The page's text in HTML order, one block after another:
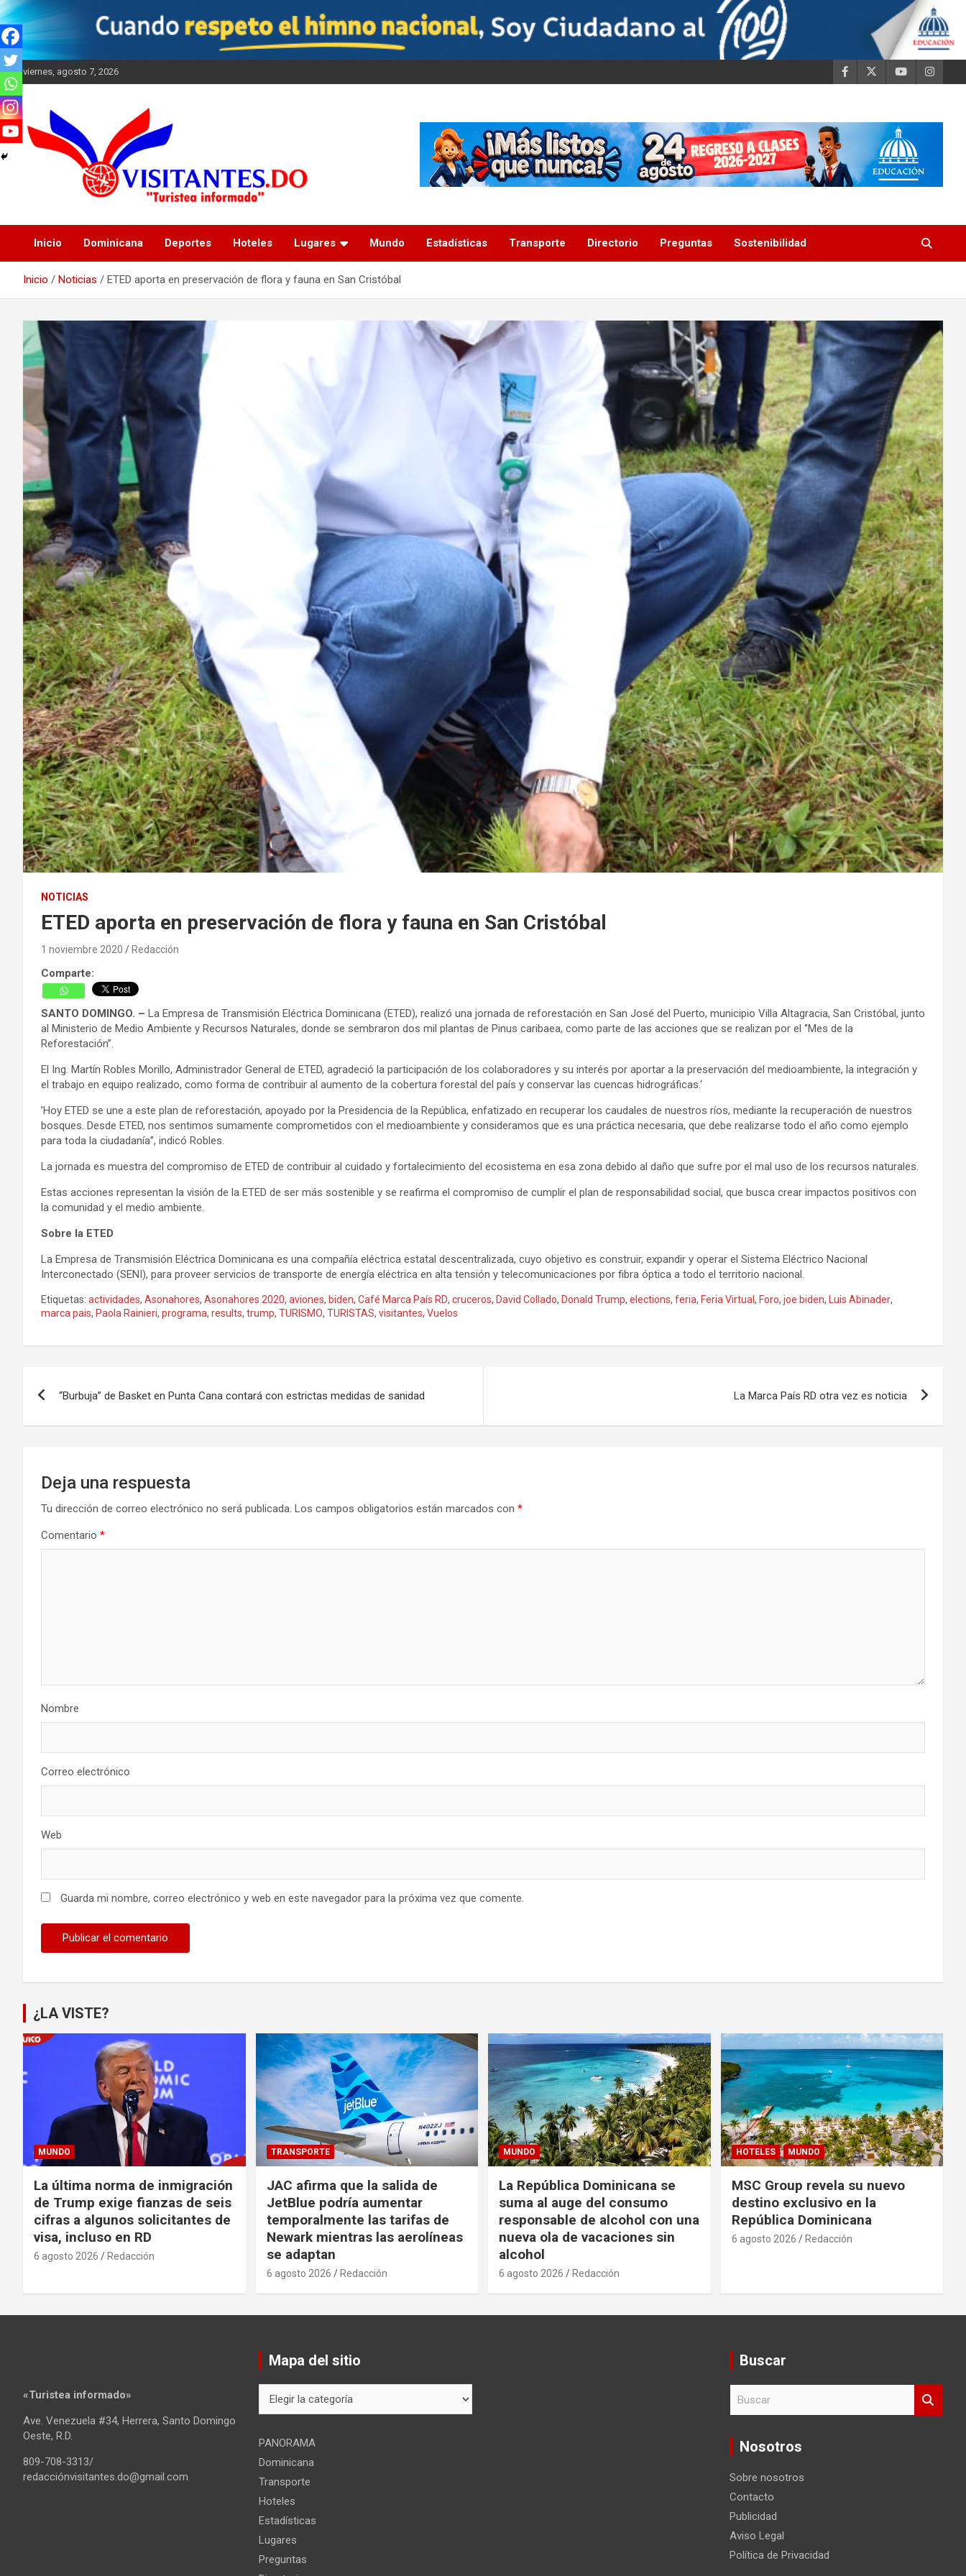
Saltar
al
contenido
viernes, agosto 7, 2026
Visitantes
Inicio Dominicana Deportes Hoteles Lugares Mundo Estadísticas Transporte Directorio Preguntas Sostenibilidad
Inicio Noticias ETED aporta en preservación de flora y fauna en San Cristóbal
NOTICIAS
ETED aporta en preservación de flora y fauna en San Cristóbal
1 noviembre 2020 Redacción
Comparte:
SANTO DOMINGO. – La Empresa de Transmisión Eléctrica Dominicana (ETED), realizó una jornada de reforestación en San José del Puerto, municipio Villa Altagracia, San Cristóbal, junto
al Ministerio de Medio Ambiente y Recursos Naturales, donde se sembraron dos mil plantas de Pinus caribaea, como parte de las acciones que se realizan por el ‘’Mes de la
Reforestación’’.
El Ing. Martín Robles Morillo, Administrador General de ETED, agradeció la participación de los colaboradores y su interés por aportar a la preservación del medioambiente, la integración y
el trabajo en equipo realizado, como forma de contribuir al aumento de la cobertura forestal del país y conservar las cuencas hidrográficas.‘
’Hoy ETED se une a este plan de reforestación, apoyado por la Presidencia de la República, enfatizado en recuperar los caudales de nuestros ríos, mediante la recuperación de nuestros
bosques. Desde ETED, nos sentimos sumamente comprometidos con el medioambiente y consideramos que es una práctica necesaria, que debe realizarse todo el año como ejemplo
para toda la ciudadanía’’, indicó Robles.
La jornada es muestra del compromiso de ETED de contribuir al cuidado y fortalecimiento del ecosistema en esa zona debido al daño que sufre por el mal uso de los recursos naturales.
Estas acciones representan la visión de la ETED de ser más sostenible y se reafirma el compromiso de cumplir el plan de responsabilidad social, que busca crear impactos positivos con
la comunidad y el medio ambiente.
Sobre la ETED
La Empresa de Transmisión Eléctrica Dominicana es una compañía eléctrica estatal descentralizada, cuyo objetivo es construir, expandir y operar el Sistema Eléctrico Nacional
Interconectado (SENI), para proveer servicios de transporte de energía eléctrica en alta tensión y telecomunicaciones por fibra óptica a todo el territorio nacional.
Etiquetas: actividades, Asonahores, Asonahores 2020, aviones, biden, Café Marca País RD, cruceros, David Collado, Donald Trump, elections, feria, Feria Virtual , Foro, joe biden, Luis Abinader,
marca pais, Paola Rainieri, programa, results, trump, TURISMO, TURISTAS, visitantes, Vuelos
“Burbuja” de Basket en Punta Cana contará con estrictas medidas de sanidad La Marca País RD otra vez es noticia
Deja una respuesta
Tu dirección de correo electrónico no será publicada. Los campos obligatorios están marcados con *
Comentario *
Nombre
Correo electrónico
Web
Guarda mi nombre, correo electrónico y web en este navegador para la próxima vez que comente.
¿LA VISTE?
MUNDO
La última norma de inmigración
de Trump exige fianzas de seis
cifras a algunos solicitantes de
visa, incluso en RD
6 agosto 2026 Redacción
TRANSPORTE
JAC afirma que la salida de
JetBlue podría aumentar
temporalmente las tarifas de
Newark mientras las aerolíneas
se adaptan
6 agosto 2026 Redacción
MUNDO
La República Dominicana se
suma al auge del consumo
responsable de alcohol con una
nueva ola de vacaciones sin
alcohol
6 agosto 2026 Redacción
HOTELES MUNDO
MSC Group revela su nuevo
destino exclusivo en la
República Dominicana
6 agosto 2026 Redacción
«Turistea informado»
Ave. Venezuela #34, Herrera, Santo Domingo
Oeste, R.D.
809-708-3313/
redacciónvisitantes.do@gmail.com
Mapa del sitio
del
PANORAMA
Dominicana
Transporte
Hoteles
Estadísticas
Lugares
Preguntas
Buscar
c
Nosotros
Sobre nosotros
Contacto
Publicidad
Aviso Legal
Política de Privacidad